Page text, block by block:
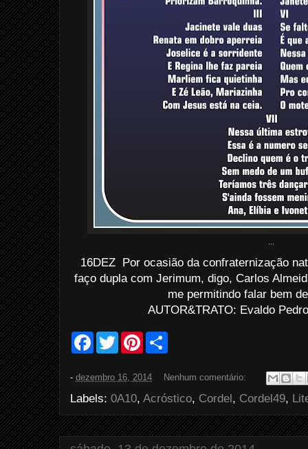
...
16DEZ Por ocasião da confraternização
faço dupla com Jerimum, digo, Carlos
me permitindo falar bem
AUTOR&TRATO: Evaldo
F
b
o
k
T
w
t
r
P
e
e
s
t
e
- dezembro 16, 2014 Nenhum comentário:
Labels: 0A10, Acróstico, Cordel, Cordel49,